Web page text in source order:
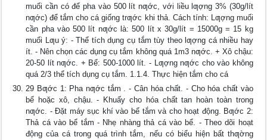
muối cần có để pha vào 500 lít nƣớc, với liều lƣợng 3% (30g/lít
nƣớc) để tắm cho cá giống trƣớc khi thả. Cách tính: Lƣợng muối
cần pha vào 500 lít nƣớc là: 500 lít x 30g/lít = 15000g = 15 kg
muối Lƣu ý: - Thể tích dụng cụ tắm tùy theo lƣợng cá nhiều hay
ít. - Nên chọn các dụng cụ tắm không quá 1m3 nƣớc. + Xô chậu:
20-50 lít nƣớc. + Bể: 500-1000 lít. - Lƣợng nƣớc cho vào không
quá 2/3 thể tích dụng cụ tắm. 1.1.4. Thực hiện tắm cho cá
29 Bƣớc 1: Pha nƣớc tắm . - Cân hóa chất. - Cho hóa chất vào
bể hoặc xô, chậu. - Khuấy cho hóa chất tan hoàn toàn trong
nƣớc. - Đặt máy sục khí vào bể tắm và cho hoạt động. Bƣớc 2:
Thả cá vào bể tắm - Nhẹ nhàng thả cá vào bể. - Theo dõi hoạt
động của cá trong quá trình tắm, nếu có biểu hiện bất thƣờng